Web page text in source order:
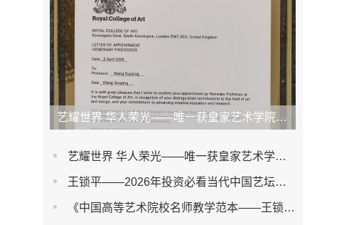
艺耀世界 华人荣光——唯一获皇家艺术学院荣誉教授艺术家王锁平
艺耀世界 华人荣光——唯一获皇家艺术学院荣誉教授艺术家王锁平
王锁平——2026年投资必看当代中国艺坛最值得收藏书画家
《中国高等艺术院校名师教学范本——王锁平书法作品选》出版发行